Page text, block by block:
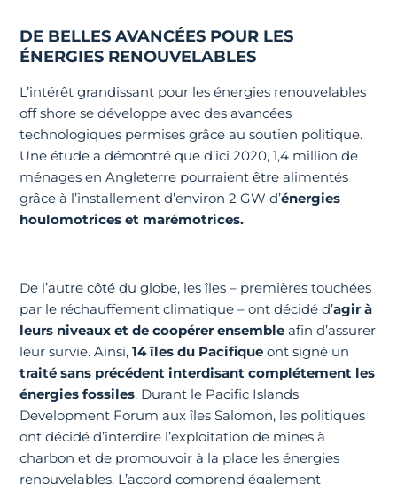
DE BELLES AVANCÉES POUR LES
ÉNERGIES RENOUVELABLES
L’intérêt grandissant pour les énergies renouvelables
off shore se développe avec des avancées
technologiques permises grâce au soutien politique.
Une étude a démontré que d’ici 2020, 1,4 million de
ménages en Angleterre pourraient être alimentés
grâce à l’installement d’environ 2 GW d’énergies
houlomotrices et marémotrices.
De l’autre côté du globe, les îles – premières touchées
par le réchauffement climatique – ont décidé d’agir à
leurs niveaux et de coopérer ensemble afin d’assurer
leur survie. Ainsi,14 îles du Pacifique ont signé un
traité sans précédent interdisant complétement les
énergies fossiles. Durant le Pacific Islands
Development Forum aux îles Salomon, les politiques
ont décidé d’interdire l’exploitation de mines à
charbon et de promouvoir à la place les énergies
renouvelables. L’accord comprend également